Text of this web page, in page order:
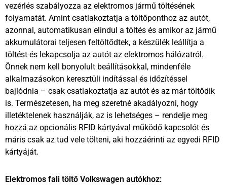
vezérlés szabályozza az elektromos jármű töltésének
folyamatát. Amint csatlakoztatja a töltőponthoz az autót,
azonnal, automatikusan elindul a töltés és amikor az jármű
akkumulátorai teljesen feltöltődtek, a készülék leállítja a
töltést és lekapcsolja az autót az elektromos hálózatról.
Önnek nem kell bonyolult beállításokkal, mindenféle
alkalmazásokon keresztüli indítással és időzítéssel
bajlódnia – csak csatlakoztatja az autót és az már töltődik
is. Természetesen, ha meg szeretné akadályozni, hogy
illetéktelenek használják, az is lehetséges – rendelje meg
hozzá az opcionális RFID kártyával működő kapcsolót és
máris csak az tud vele tölteni, aki hozzáérinti az egyedi RFID
kártyáját.
Elektromos fali töltő Volkswagen autókhoz: